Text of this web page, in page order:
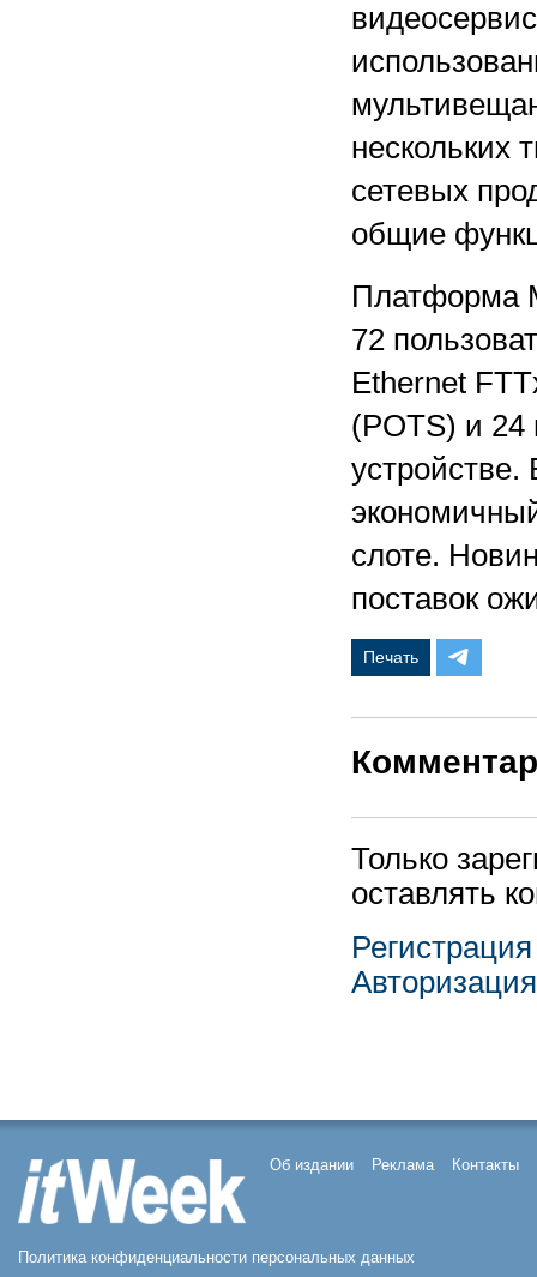
нескольких
сетевых
общие
Платформа
72
Ethernet
(POTS) и
слоте.
поставок
Печать
Только
оставлять
Регистрация
Авторизация
Об издании Реклама Контакты
Политика конфиденциальности персональных данных